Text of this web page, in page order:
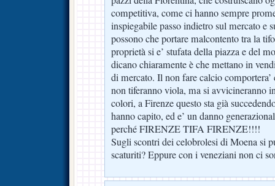
competitiva, come ci hanno sempre
inspiegabile passo indietro sul mercato e
possono che portare malcontento tra la
proprietà si e’ stufata della piazza e del
dicano chiaramente è che mettano in
di mercato. Il non fare calcio comportera’
non tiferanno viola, ma si avvicineranno
colori, a Firenze questo sta già
hanno capito, ed e’ un danno
perché FIRENZE TIFA FIRENZE!!!!
Sugli scontri dei celobrolesi di Moena si
scaturiti? Eppure con i veneziani non ci